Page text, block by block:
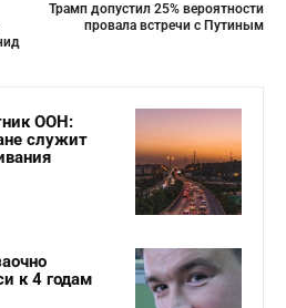
Трамп допустил 25% вероятности
провала встречи с Путиным
ООН:
служит
к 4 годам